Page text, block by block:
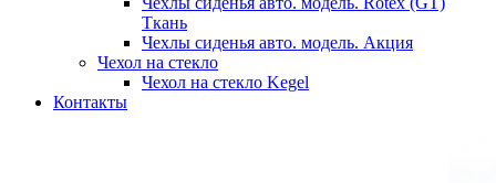
Ткань
Чехлы сиденья авто. модель. Акция
Чехол на стекло
Чехол на стекло Kegel
Контакты